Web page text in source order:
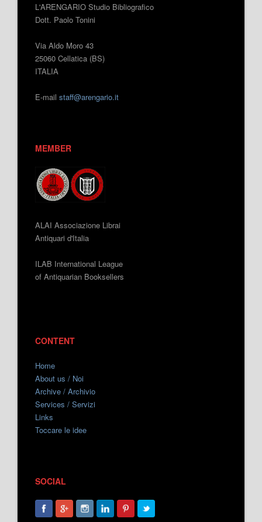
L'ARENGARIO Studio Bibliografico
Dott. Paolo Tonini
Via Aldo Moro 43
25060 Cellatica (BS)
ITALIA
E-mail staff@arengario.it
MEMBER
ALAI Associazione Librai
Antiquari d'Italia
ILAB International League
of Antiquarian Booksellers
CONTENT
Home
About us / Noi
Archive / Archivio
Services / Servizi
Links
Toccare le idee
SOCIAL